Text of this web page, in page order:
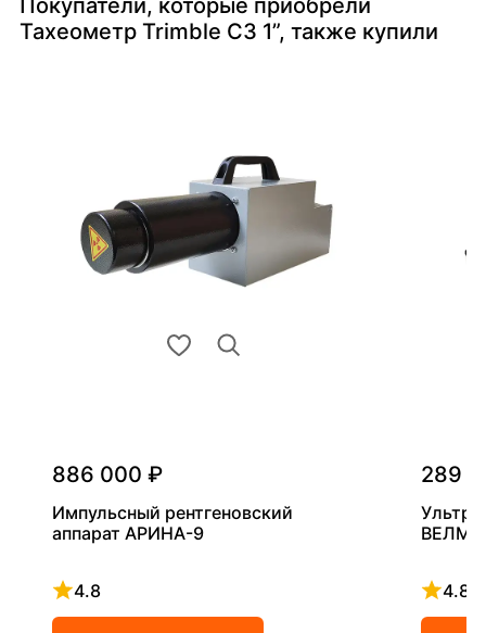
Покупатели, которые приобрели
Тахеометр Trimble C3 1”, также купили
886 000 ₽
Импульсный рентгеновский
аппарат АРИНА-9
4.8
Рейтинг 4.8 из 5
289
4.8